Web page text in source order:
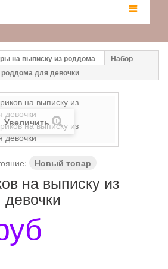
на выписку из роддома
Набор
для девочки
Увеличить
Новый товар
на выписку из